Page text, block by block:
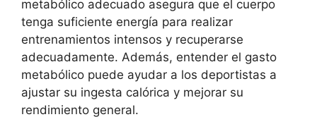
metabólico adecuado asegura que el cuerpo
tenga suficiente energía para realizar
entrenamientos intensos y recuperarse
adecuadamente. Además, entender el gasto
metabólico puede ayudar a los deportistas a
ajustar su ingesta calórica y mejorar su
rendimiento general.